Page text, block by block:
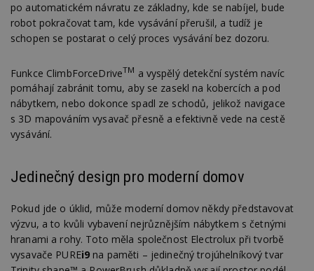
po automatickém návratu ze základny, kde se nabíjel, bude
robot pokračovat tam, kde vysávání přerušil, a tudíž je
schopen se postarat o celý proces vysávání bez dozoru.
Funkce ClimbForceDriveTM a vyspělý detekční systém navíc
pomáhají zabránit tomu, aby se zasekl na kobercích a pod
nábytkem, nebo dokonce spadl ze schodů, jelikož navigace
s 3D mapováním vysavač přesně a efektivně vede na cestě
vysávání.
Jedinečný design pro moderní domov
Pokud jde o úklid, může moderní domov někdy představovat
výzvu, a to kvůli vybavení nejrůznějším nábytkem s četnými
hranami a rohy. Toto měla společnost Electrolux při tvorbě
vysavače PUREi9 na paměti – jedinečný trojúhelníkový tvar